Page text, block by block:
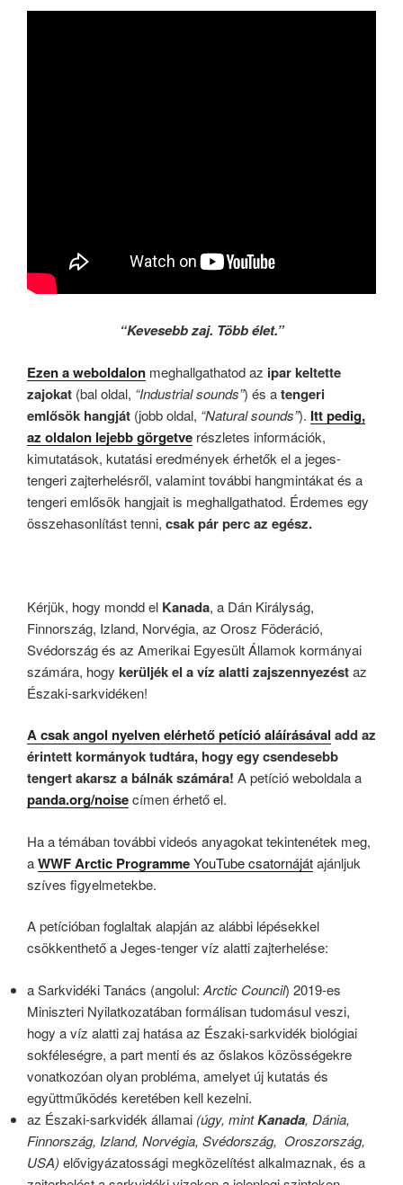
“Kevesebb zaj. Több élet.”
Ezen a weboldalon meghallgathatod az ipar keltette
zajokat (bal oldal, “Industrial sounds”) és atengeri
emlősök hangját (jobb oldal, “Natural sounds”). Itt pedig,
az oldalon lejebb görgetve részletes információk,
kimutatások, kutatási eredmények érhetők el a jeges-
tengeri zajterhelésről, valamint további hangmintákat és a
tengeri emlősök hangjait is meghallgathatod. Érdemes egy
összehasonlítást tenni, csak pár perc az egész.
Kérjük, hogy mondd el Kanada, a Dán Királyság,
Finnország, Izland, Norvégia, az Orosz Föderáció,
Svédország és az Amerikai Egyesült Államok kormányai
számára, hogy kerüljék el a víz alatti zajszennyezéstaz
Északi-sarkvidéken!
A csak angol nyelven elérhető petíció aláírásával add az
érintett kormányok tudtára, hogy egy csendesebb
tengert akarsz a bálnák számára! A petíció weboldala a
panda.org/noisecímen érhető el.
Ha a témában további videós anyagokat tekintenétek meg,
aWWF Arctic ProgrammeYouTube csatornájátajánljuk
szíves figyelmetekbe.
A petícióban foglaltak alapján az alábbi lépésekkel
csökkenthető a Jeges-tenger víz alatti zajterhelése:
a Sarkvidéki Tanács (angolul: Arctic Council) 2019-es
Miniszteri Nyilatkozatában formálisan tudomásul veszi,
hogy a víz alatti zaj hatása az Északi-sarkvidék biológiai
sokféleségre, a part menti és az őslakos közösségekre
vonatkozóan olyan probléma, amelyet új kutatás és
együttműködés keretében kell kezelni.
az Északi-sarkvidék államai (úgy, mintKanada, Dánia,
Finnország, Izland, Norvégia, Svédország, Oroszország,
USA) elővigyázatossági megközelítést alkalmaznak, és a